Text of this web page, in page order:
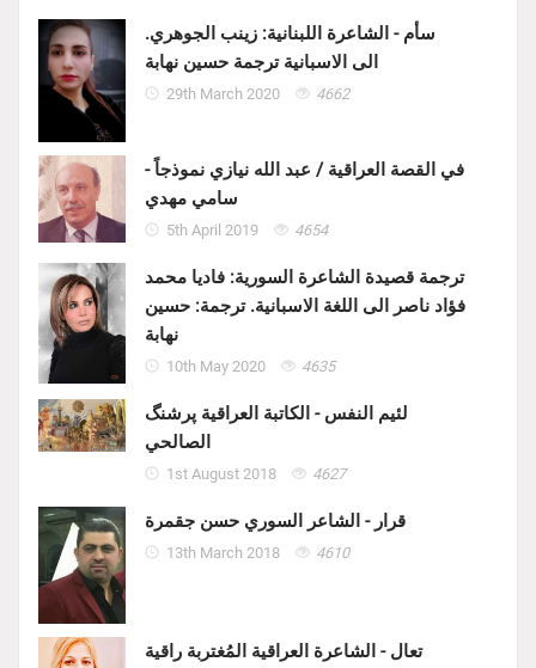
سأم - الشاعرة اللبنانية: زينب الجوهري.
الى الاسبانية ترجمة حسين نهابة
29th March 2020 4662
في القصة العراقية / عبد الله نيازي نموذجاً -
سامي مهدي
5th April 2019 4654
ترجمة قصيدة الشاعرة السورية: فاديا محمد
فؤاد ناصر الى اللغة الاسبانية. ترجمة: حسين
نهابة
10th May 2020 4635
لئيم النفس - الكاتبة العراقية پرشنگ
الصالحي
1st August 2018 4627
قرار - الشاعر السوري حسن جقمرة
13th March 2018 4610
تعال - الشاعرة العراقية المُغتربة راقية